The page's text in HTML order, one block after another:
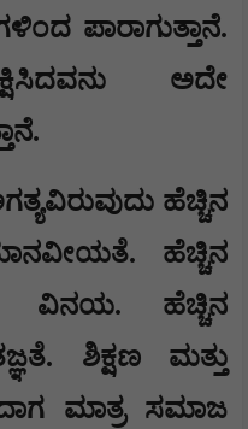
ಪಾರಾಗುತ್ತಾನೆ.
ಅದೇ
ಹೆಚ್ಚಿನ
ಹೆಚ್ಚಿನ
ವಿನಯ. ಹೆಚ್ಚಿನ
ಶಿಕ್ಷಣ ಮತ್ತು
ಮಾತ್ರ ಸಮಾಜ